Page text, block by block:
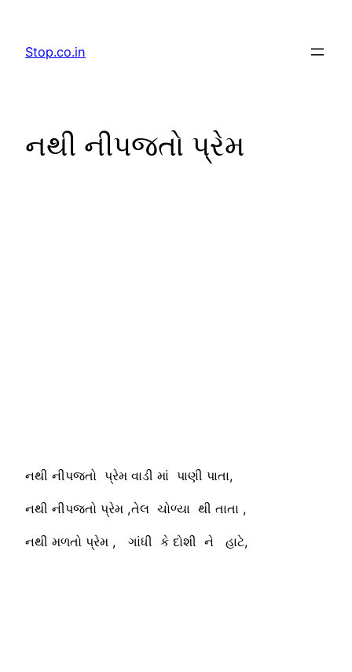
content
Stop.co.in
નથી નીપજતો પ્રેમ
નથી નીપજતો પ્રેમ વાડી માં પાણી પાતા,
નથી નીપજતો પ્રેમ ,તેલ ચોળ્યા થી તાતા ,
નથી મળતો પ્રેમ , ગાંધી કે દોશી ને હાટે,